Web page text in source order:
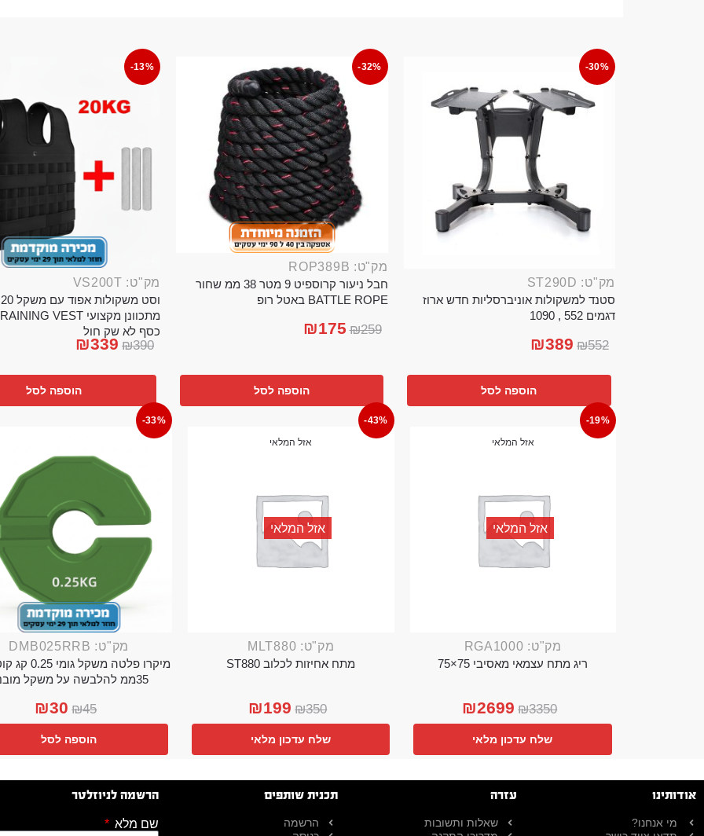
-30%
מק"ט: ST290D
סטנד למשקולות אוניברסליות חדש ארוז
דגמים 552 , 1090
₪552
₪389
הוספה לסל
-32%
מק"ט: ROP389B
חבל ניעור קרוספיט 9 מטר 38 ממ שחור
BATTLE ROPE באטל רופ
₪259
₪175
הוספה לסל
-13%
מק"ט: VS200T
כסף לא שק חול
₪390
₪339
הוספה לסל
-19%
אזל המלאי
אזל המלאי
מק"ט: RGA1000
ריג מתח עצמאי מאסיבי 75×75
₪3350
₪2699
שלח עדכון מלאי
-43%
אזל המלאי
אזל המלאי
מק"ט: MLT880
מתח אחיזות לכלוב ST880
₪350
₪199
שלח עדכון מלאי
-33%
מק"ט: DMB025RRB
מיקרו פלטה
35ממ להלבשה על משקל מובנה
₪45
₪30
הוספה לסל
אודותינו
מי אנחנו?
עזרה
שאלות ותשובות
תכנית שותפים
הרשמה
הרשמה לניוזלטר
שם מלא